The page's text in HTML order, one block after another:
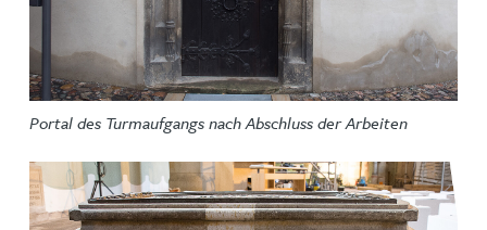
Portal des Turmaufgangs nach Abschluss der Arbeiten